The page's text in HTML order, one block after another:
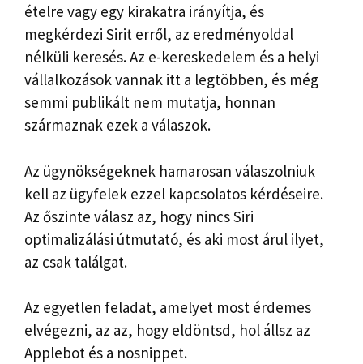
ételre vagy egy kirakatra irányítja, és
megkérdezi Sirit erről, az eredményoldal
nélküli keresés. Az e-kereskedelem és a helyi
vállalkozások vannak itt a legtöbben, és még
semmi publikált nem mutatja, honnan
származnak ezek a válaszok.
Az ügynökségeknek hamarosan válaszolniuk
kell az ügyfelek ezzel kapcsolatos kérdéseire.
Az őszinte válasz az, hogy nincs Siri
optimalizálási útmutató, és aki most árul ilyet,
az csak találgat.
Az egyetlen feladat, amelyet most érdemes
elvégezni, az az, hogy eldöntsd, hol állsz az
Applebot és a nosnippet.